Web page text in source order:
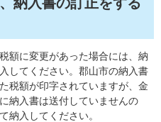
額に変更があった場合には、納
してください。郡山市の納入書
税額が印字されていますが、金
納入書は送付していませんの
納入してください。